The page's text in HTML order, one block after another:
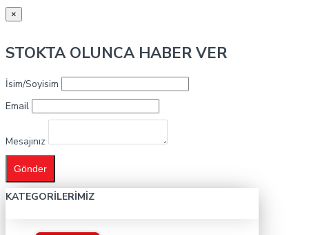
×
STOKTA OLUNCA HABER VER
İsim/Soyisim
Email
Mesajınız
Gönder
KATEGORILERIMIZ